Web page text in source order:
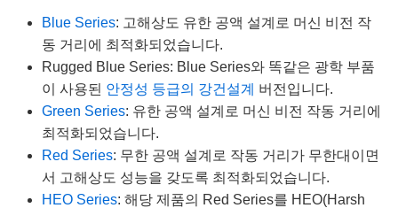
Blue Series: 고해상도 유한 공액 설계로 머신 비전 작
동 거리에 최적화되었습니다.
Rugged Blue Series: Blue Series와 똑같은 광학 부품
이 사용된 안정성 등급의 강건설계 버전입니다.
Green Series: 유한 공액 설계로 머신 비전 작동 거리에
최적화되었습니다.
Red Series: 무한 공액 설계로 작동 거리가 무한대이면
서 고해상도 성능을 갖도록 최적화되었습니다.
HEO Series: 해당 제품의 Red Series를 HEO(Harsh